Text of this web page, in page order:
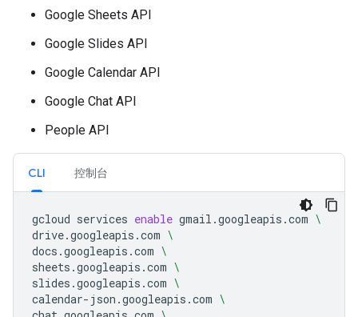
Google Sheets API
Google Slides API
Google Calendar API
Google Chat API
People API
CLI 控制台
gcloud services enable gmail.googleapis.com \
drive.googleapis.com \
docs.googleapis.com \
sheets.googleapis.com \
slides.googleapis.com \
calendar-json.googleapis.com \